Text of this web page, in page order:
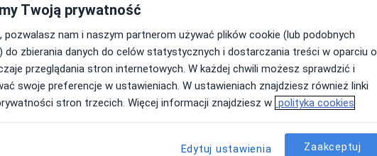
i cenach
o usługach i cenach.
Twoją prywatność
pozwalasz nam i naszym partnerom używać plików cookie (lub podobnych
do zbierania danych do celów statystycznych i dostarczania treści w oparciu o
przeglądania stron internetowych. W każdej chwili możesz sprawdzić i
swoje preferencje w ustawieniach. W ustawieniach znajdziesz również linki
stron trzecich. Więcej informacji znajdziesz w polityka cookies
Edytuj ustawienia Zaakceptuj